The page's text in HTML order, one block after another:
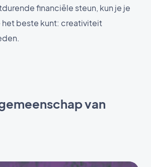
financiële steun, kun je je
het beste kunt: creativiteit
van